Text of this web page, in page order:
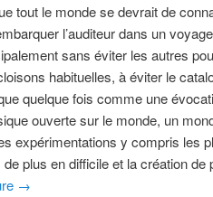
tout le monde se devrait de
l’auditeur dans un
sans éviter les autres
habituelles, à éviter le
quelque fois comme une
ouverte sur le monde, un
expérimentations y compris les
plus en difficile et la création de
→